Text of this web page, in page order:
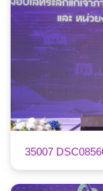
35007